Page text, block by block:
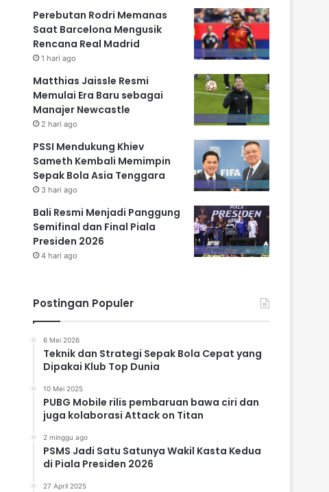
Perebutan Rodri Memanas
Saat Barcelona Mengusik
Rencana Real Madrid
1 hari ago
Matthias Jaissle Resmi
Memulai Era Baru sebagai
Manajer Newcastle
2 hari ago
PSSI Mendukung Khiev
Sameth Kembali Memimpin
Sepak Bola Asia Tenggara
3 hari ago
Bali Resmi Menjadi Panggung
Semifinal dan Final Piala
Presiden 2026
4 hari ago
Postingan Populer
6 Mei 2026
Teknik dan Strategi Sepak Bola Cepat yang
Dipakai Klub Top Dunia
10 Mei 2025
PUBG Mobile rilis pembaruan bawa ciri dan
juga kolaborasi Attack on Titan
2 minggu ago
PSMS Jadi Satu Satunya Wakil Kasta Kedua
di Piala Presiden 2026
27 April 2025